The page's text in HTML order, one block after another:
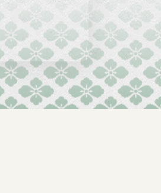
2024-10
2024-09